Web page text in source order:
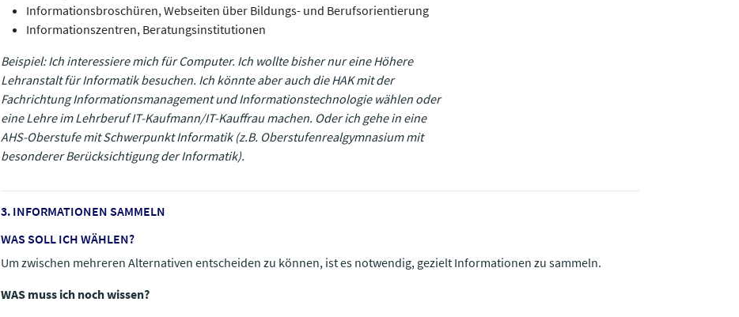
Informationsbroschüren, Webseiten über Bildungs- und Berufsorientierung
Informationszentren, Beratungsinstitutionen
Beispiel: Ich interessiere mich für Computer. Ich wollte bisher nur eine Höhere
Lehranstalt für Informatik besuchen. Ich könnte aber auch die HAK mit der
Fachrichtung Informationsmanagement und Informationstechnologie wählen oder
eine Lehre im Lehrberuf IT-Kaufmann/IT-Kauffrau machen. Oder ich gehe in eine
AHS-Oberstufe mit Schwerpunkt Informatik (z.B. Oberstufenrealgymnasium mit
besonderer Berücksichtigung der Informatik).
3. INFORMATIONEN SAMMELN
WAS SOLL ICH WÄHLEN?
Um zwischen mehreren Alternativen entscheiden zu können, ist es notwendig, gezielt Informationen zu sammeln.
WAS muss ich noch wissen?